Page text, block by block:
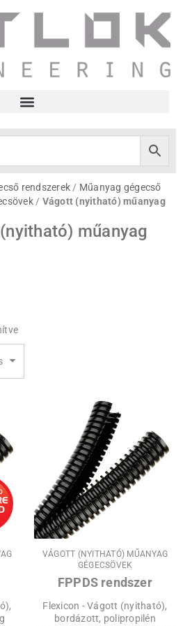
rendszerek / Műanyag gégecső
/ Vágott (nyitható) műanyag
műanyag
VÁGOTT (NYITHATÓ) MŰANYAG
GÉGECSÖVEK
FPPDS rendszer
Flexicon - Vágott (nyitható),
bordázott, polipropilén